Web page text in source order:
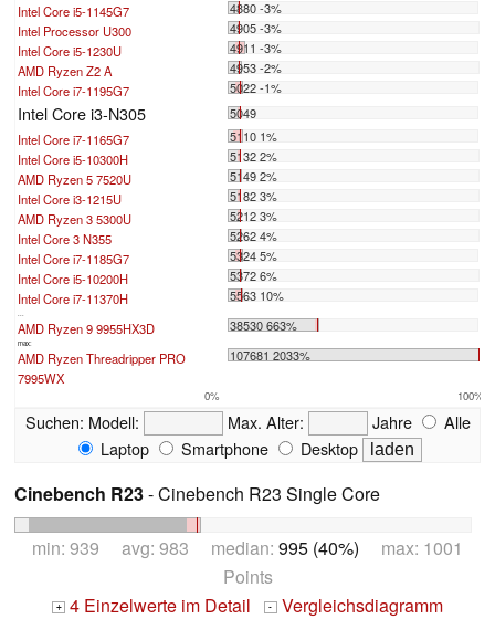
Intel Core i5-1145G7
4880 -3%
Intel Processor U300
4905 -3%
Intel Core i5-1230U
4911 -3%
AMD Ryzen Z2 A
4953 -2%
Intel Core i7-1195G7
5022 -1%
Intel Core i3-N305
5049
Intel Core i7-1165G7
5110 1%
Intel Core i5-10300H
5132 2%
AMD Ryzen 5 7520U
5149 2%
Intel Core i3-1215U
5182 3%
AMD Ryzen 3 5300U
5212 3%
Intel Core 3 N355
5262 4%
Intel Core i7-1185G7
5324 5%
Intel Core i5-10200H
5372 6%
Intel Core i7-11370H
5563 10%
...
AMD Ryzen 9 9955HX3D 38530 663%
max:
AMD Ryzen Threadripper PRO
7995WX
107681 2033%
0% 100%
Suchen: Modell: Max. Alter: Jahre
Alle
Laptop
Smartphone Desktop
Cinebench R23- Cinebench R23 Single Core
min: 939 avg: 983 median: 995 (40%) max: 1001
Points
+ 4 Einzelwerte im Detail - Vergleichsdiagramm